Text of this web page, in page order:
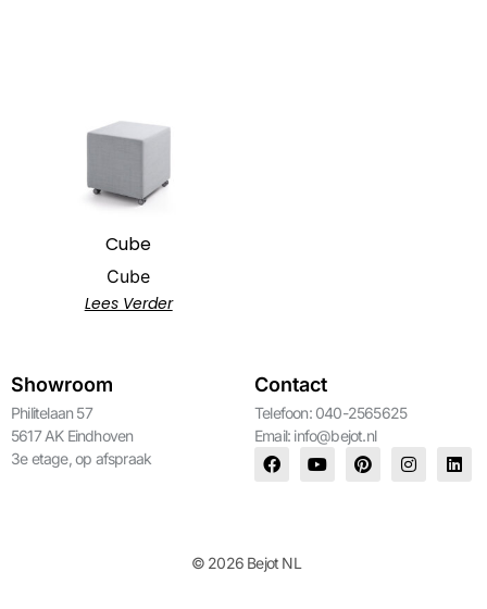
Cube
Cube
Lees Verder
Showroom
Philitelaan 57
5617 AK Eindhoven
3e etage, op afspraak
Contact
Telefoon: 040-2565625
Email: info@bejot.nl
© 2026 Bejot NL